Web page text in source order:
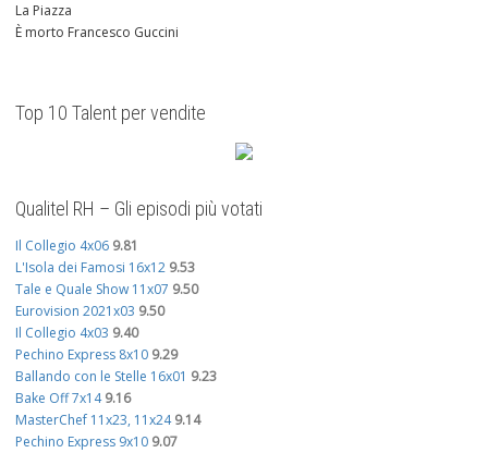
La Piazza
È morto Francesco Guccini
Top 10 Talent per vendite
Qualitel RH – Gli episodi più votati
Il Collegio 4x06 9.81
L'Isola dei Famosi 16x12 9.53
Tale e Quale Show 11x07 9.50
Eurovision 2021x03 9.50
Il Collegio 4x03 9.40
Pechino Express 8x10 9.29
Ballando con le Stelle 16x01 9.23
Bake Off 7x14 9.16
MasterChef 11x23, 11x24 9.14
Pechino Express 9x10 9.07